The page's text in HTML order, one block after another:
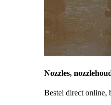
Nozzles,
Bestel direct online,